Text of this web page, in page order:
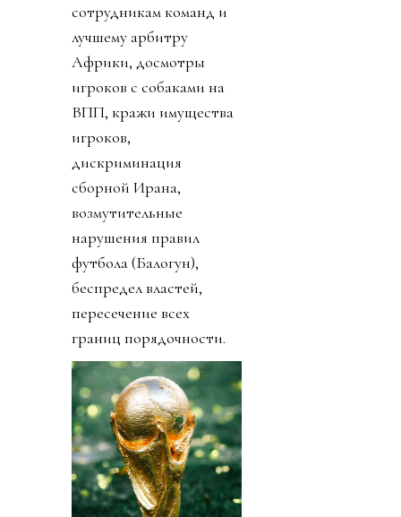
сотрудникам команд и
лучшему арбитру
Африки, досмотры
игроков с собаками на
ВПП, кражи имущества
игроков,
дискриминация
сборной Ирана,
возмутительные
нарушения правил
футбола (Балогун),
беспредел властей,
пересечение всех
границ порядочности.